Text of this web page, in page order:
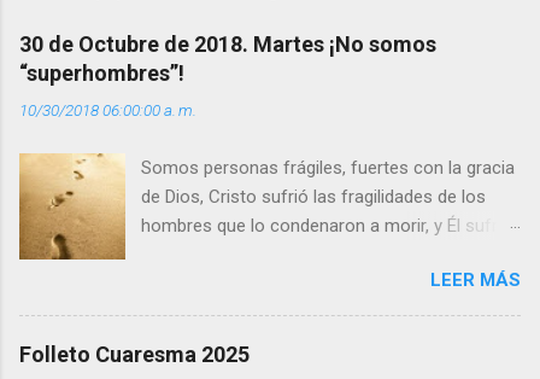
r
i
o
s
30 de Octubre de 2018. Martes ¡No somos
“superhombres”!
10/30/2018 06:00:00 a. m.
Somos personas frágiles, fuertes con la gracia
de Dios, Cristo sufrió las fragilidades de los
hombres que lo condenaron a morir, y Él sufrió
enseña Jesucristo? Que, si seguimos sus
huellas, sin ser superhombres, podemos
LEER MÁS
Folleto Cuaresma 2025